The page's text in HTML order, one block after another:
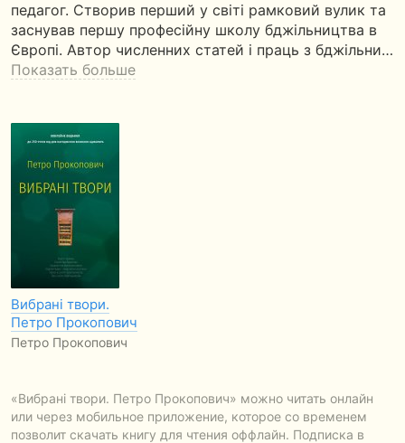
педагог. Створив перший у світі рамковий вулик та
заснував першу професійну школу бджільництва в
Європі. Автор численних статей і праць з бджільни…
Показать больше
Вибрані твори.
Петро Прокопович
Петро Прокопович
«Вибрані твори. Петро Прокопович» можно читать онлайн
или через мобильное приложение, которое со временем
позволит скачать книгу для чтения оффлайн. Подписка в